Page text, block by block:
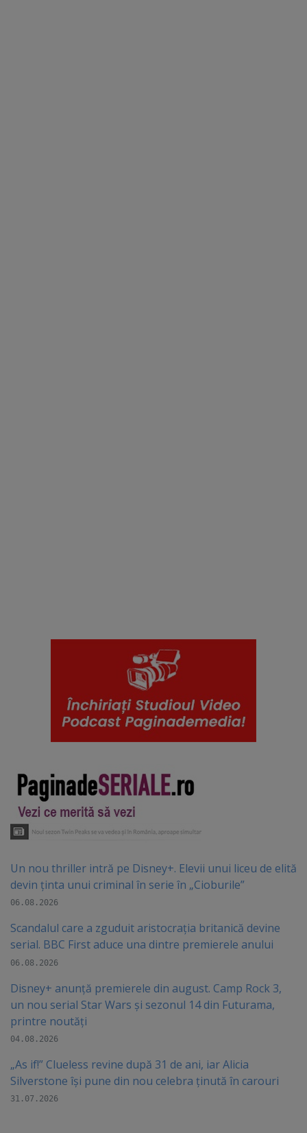
Un nou thriller intră pe Disney+. Elevii unui liceu de elită
devin ținta unui criminal în serie în „Cioburile”
06.08.2026
Scandalul care a zguduit aristocrația britanică devine
serial. BBC First aduce una dintre premierele anului
06.08.2026
Disney+ anunță premierele din august. Camp Rock 3,
un nou serial Star Wars și sezonul 14 din Futurama,
printre noutăți
04.08.2026
„As if!” Clueless revine după 31 de ani, iar Alicia
Silverstone își pune din nou celebra ținută în carouri
31.07.2026